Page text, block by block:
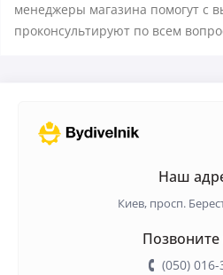
менеджеры магазина помогут с
проконсультируют по всем
Наш
Киев, просп.
(050)